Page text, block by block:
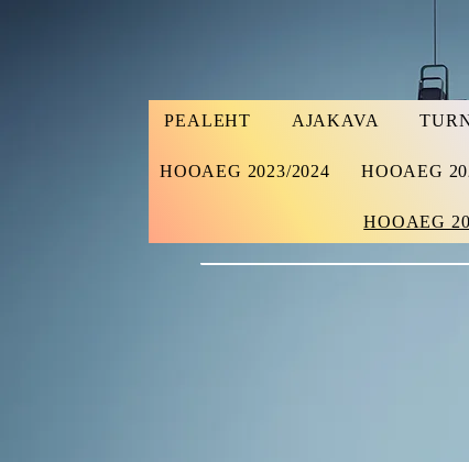
PEALEHT AJAKAVA
HOOAEG 2023/2024 HOOAEG
HOOAEG